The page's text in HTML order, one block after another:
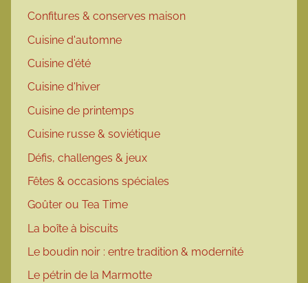
Confitures & conserves maison
Cuisine d'automne
Cuisine d'été
Cuisine d'hiver
Cuisine de printemps
Cuisine russe & soviétique
Défis, challenges & jeux
Fêtes & occasions spéciales
Goûter ou Tea Time
La boîte à biscuits
Le boudin noir : entre tradition & modernité
Le pétrin de la Marmotte